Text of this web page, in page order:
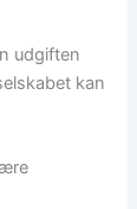
udgiften
kan